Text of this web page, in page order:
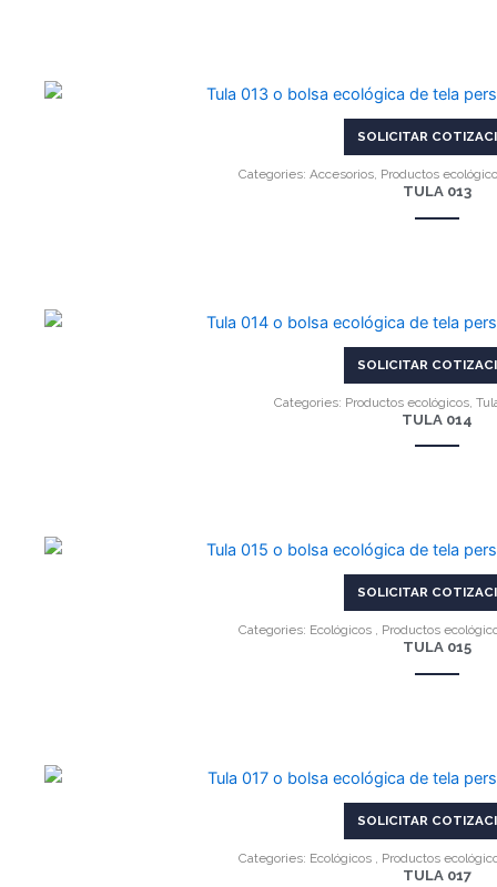
VER MÁS
SOLICITAR
Categories: Accesorios, Productos
TULA 013
VER MÁS
SOLICITAR
Categories: Productos ecológicos,
TULA 014
VER MÁS
SOLICITAR
Categories: Ecológicos , Productos
TULA 015
VER MÁS
SOLICITAR
Categories: Ecológicos , Productos
TULA 017